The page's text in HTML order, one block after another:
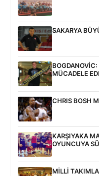
SAKARYA
MÜCADELE
CHRIS BOSH
KARŞIYAKA
OYUNCUYA
MİLLİ